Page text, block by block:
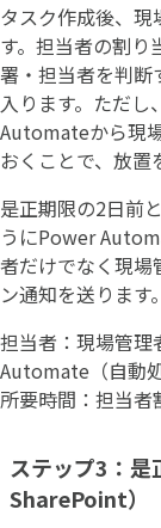
タスク作成後、現
す。担当者の割り
署・担当者を判断
入ります。ただ
Automateから現
おくことで、放置
是正期限の2日前
うにPower
者だけでなく現場
ン通知を送ります。
担当者：現場管
Automate（自動
所要時間：担当者
ステップ3：
SharePoint）